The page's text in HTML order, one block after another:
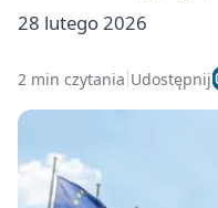
28 lutego 2026
2 min czytania Udostępnij